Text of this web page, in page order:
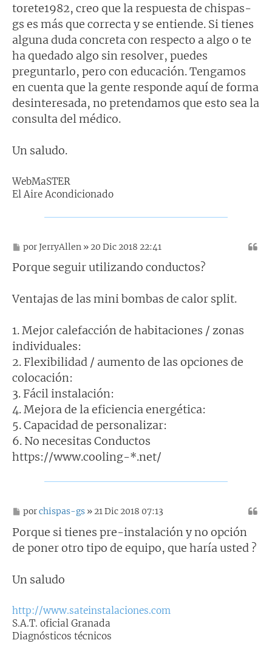
n
a
j
e
torete1982, creo que la respuesta de chispas-
gs es más que correcta y se entiende. Si tienes
alguna duda concreta con respecto a algo o te
ha quedado algo sin resolver, puedes
preguntarlo, pero con educación. Tengamos
en cuenta que la gente responde aquí de forma
desinteresada, no pretendamos que esto sea la
consulta del médico.
Un saludo.
WebMaSTER
El Aire Acondicionado
M
n
j
e
porJerryAllen » 20 Dic 2018 22:41
Porque seguir utilizando conductos?
Ventajas de las mini bombas de calor split.
1. Mejor calefacción de habitaciones / zonas
individuales:
2. Flexibilidad / aumento de las opciones de
colocación:
3. Fácil instalación:
4. Mejora de la eficiencia energética:
5. Capacidad de personalizar:
6. No necesitas Conductos
https://www.cooling-*.net/
M
n
a
porchispas-gs » 21 Dic 2018 07:13
Porque si tienes pre-instalación y no opción
de poner otro tipo de equipo, que haría usted ?
Un saludo
http://www.sateinstalaciones.com
S.A.T. oficial Granada
Diagnósticos técnicos